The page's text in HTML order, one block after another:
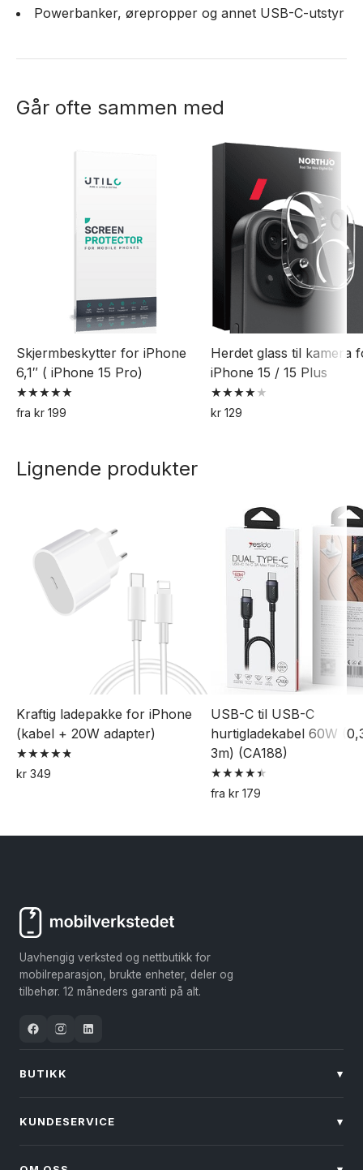
Powerbanker, ørepropper og annet USB-C-utstyr
Går ofte sammen med
Skjermbeskytter for iPhone
6,1″ ( iPhone 15 Pro)
Vurdert
5.00
fra kr 199
har
Alternativene
velges
Herdet glass til kamera
iPhone 15 / 15 Plus
Vurdert
4.00
kr129
Lignende produkter
Kraftig ladepakke for iPhone
(kabel + 20W adapter)
Vurdert
4.82
kr 349
USB-C til USB-C
hurtigladekabel 60W
3m) (CA188)
Vurdert
4.50
fra kr179
produktet
Uavhengig verksted og nettbutikk for
mobilreparasjon, brukte enheter, deler og
tilbehør. 12 måneders garanti på alt.
BUTIKK ▾
KUNDESERVICE ▾